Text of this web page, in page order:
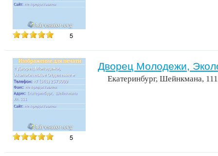
5
5
Дворец Молодежи,
Екатеринбург, Шейнкмана, 111